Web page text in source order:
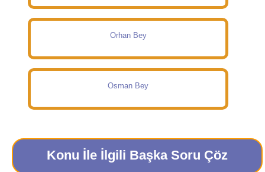
Orhan Bey
Osman Bey
Konu İle İlgili Başka Soru Çöz